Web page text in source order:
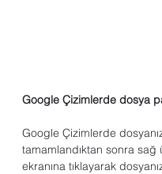
Google Çizimlerde dosya
Google Çizimlerde
tamamlandıktan sonra sağ
ekranına tıklayarak